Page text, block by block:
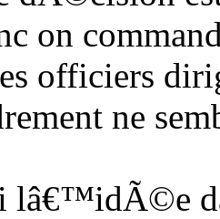
on
officiers
ne
lâ€™idÃ©e